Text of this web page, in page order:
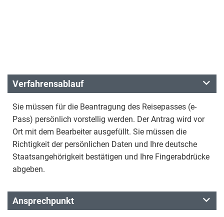
Verfahrensablauf
Sie müssen für die Beantragung des Reisepasses (e-
Pass) persönlich vorstellig werden. Der Antrag wird vor
Ort mit dem Bearbeiter ausgefüllt. Sie müssen die
Richtigkeit der persönlichen Daten und Ihre deutsche
Staatsangehörigkeit bestätigen und Ihre Fingerabdrücke
abgeben.
Ansprechpunkt